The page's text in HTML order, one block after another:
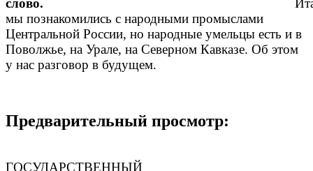
слово.
мы познакомились с народными промыслами
Центральной России, но народные умельцы есть и в
Поволжье, на Урале, на Северном Кавказе. Об этом
у нас разговор в будущем.
Предварительный просмотр:
ГОСУДАРСТВЕННЫЙ